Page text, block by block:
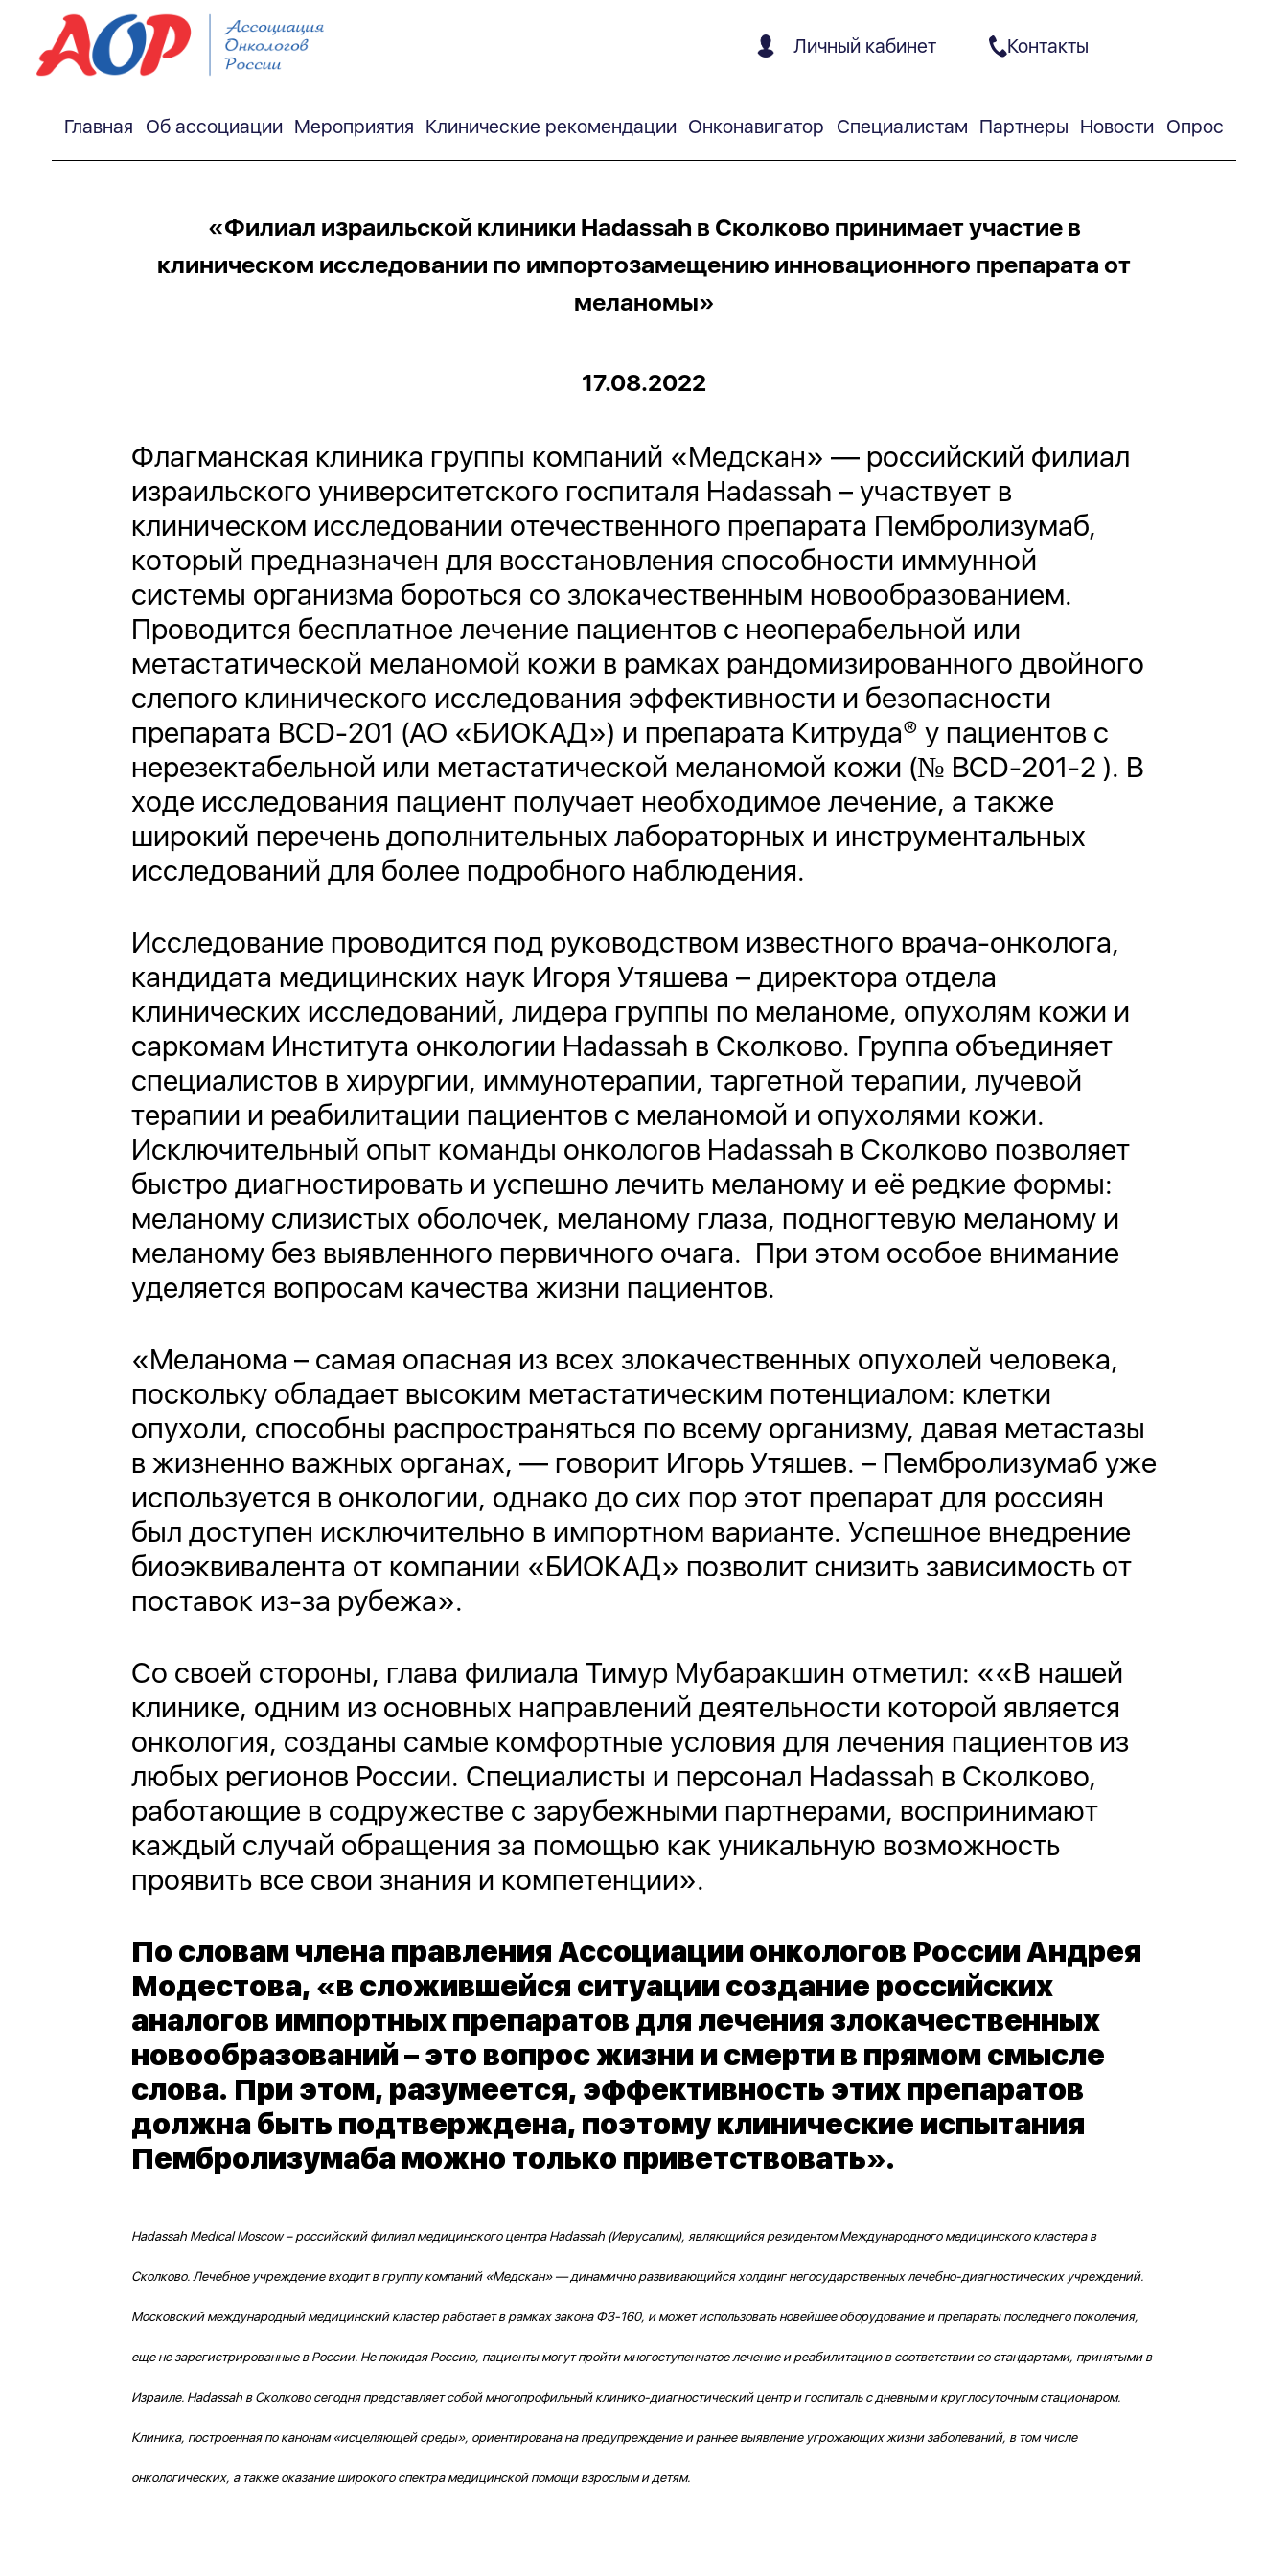
Личный кабинет Контакты
Главная Об ассоциации Мероприятия Клинические рекомендации Онконавигатор Специалистам Партнеры Новости Опрос
«Филиал израильской клиники Hadassah в Сколково принимает участие в
клиническом исследовании по импортозамещению инновационного препарата от
меланомы»
17.08.2022
Флагманская клиника группы компаний «Медскан» — российский филиал
израильского университетского госпиталя Hadassah – участвует в
клиническом исследовании отечественного препарата Пембролизумаб,
который предназначен для восстановления способности иммунной
системы организма бороться со злокачественным новообразованием.
Проводится бесплатное лечение пациентов с неоперабельной или
метастатической меланомой кожи в рамках рандомизированного двойного
слепого клинического исследования эффективности и безопасности
препарата BCD-201 (АО «БИОКАД») и препарата Китруда® у пациентов с
нерезектабельной или метастатической меланомой кожи (№ BCD-201-2 ). В
ходе исследования пациент получает необходимое лечение, а также
широкий перечень дополнительных лабораторных и инструментальных
исследований для более подробного наблюдения.
Исследование проводится под руководством известного врача-онколога,
кандидата медицинских наук Игоря Утяшева – директора отдела
клинических исследований, лидера группы по меланоме, опухолям кожи и
саркомам Института онкологии Hadassah в Сколково. Группа объединяет
специалистов в хирургии, иммунотерапии, таргетной терапии, лучевой
терапии и реабилитации пациентов с меланомой и опухолями кожи.
Исключительный опыт команды онкологов Hadassah в Сколково позволяет
быстро диагностировать и успешно лечить меланому и её редкие формы:
меланому слизистых оболочек, меланому глаза, подногтевую меланому и
меланому без выявленного первичного очага. При этом особое внимание
уделяется вопросам качества жизни пациентов.
«Меланома – самая опасная из всех злокачественных опухолей человека,
поскольку обладает высоким метастатическим потенциалом: клетки
опухоли, способны распространяться по всему организму, давая метастазы
в жизненно важных органах, — говорит Игорь Утяшев. – Пембролизумаб уже
используется в онкологии, однако до сих пор этот препарат для россиян
был доступен исключительно в импортном варианте. Успешное внедрение
биоэквивалента от компании «БИОКАД» позволит снизить зависимость от
поставок из-за рубежа».
Со своей стороны, глава филиала Тимур Мубаракшин отметил: ««В нашей
клинике, одним из основных направлений деятельности которой является
онкология, созданы самые комфортные условия для лечения пациентов из
любых регионов России. Специалисты и персонал Hadassah в Сколково,
работающие в содружестве с зарубежными партнерами, воспринимают
каждый случай обращения за помощью как уникальную возможность
проявить все свои знания и компетенции».
По словам члена правления Ассоциации онкологов России Андрея
Модестова, «в сложившейся ситуации создание российских
аналогов импортных препаратов для лечения злокачественных
новообразований – это вопрос жизни и смерти в прямом смысле
слова. При этом, разумеется, эффективность этих препаратов
должна быть подтверждена, поэтому клинические испытания
Пембролизумаба можно только приветствовать».
Hadassah Medical Moscow – российский филиал медицинского центра Hadassah (Иерусалим), являющийся резидентом Международного медицинского кластера в
Сколково. Лечебное учреждение входит в группу компаний «Медскан» — динамично развивающийся холдинг негосударственных лечебно-диагностических учреждений.
Московский международный медицинский кластер работает в рамках закона ФЗ-160, и может использовать новейшее оборудование и препараты последнего поколения,
еще не зарегистрированные в России. Не покидая Россию, пациенты могут пройти многоступенчатое лечение и реабилитацию в соответствии со стандартами, принятыми в
Израиле. Hadassah в Сколково сегодня представляет собой многопрофильный клинико-диагностический центр и госпиталь с дневным и круглосуточным стационаром.
Клиника, построенная по канонам «исцеляющей среды», ориентирована на предупреждение и раннее выявление угрожающих жизни заболеваний, в том числе
онкологических, а также оказание широкого спектра медицинской помощи взрослым и детям.